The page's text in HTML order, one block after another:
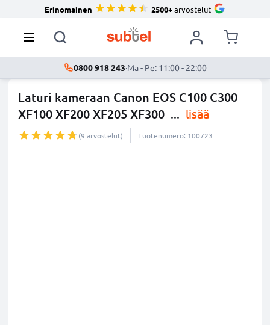
Erinomainen 2500+arvostelut
0800 918 243·Ma - Pe: 11:00 - 22:00
Laturi kameraan Canon EOS C100 C300
XF100 XF200 XF205 XF300 ... lisää
(9 arvostelut) Tuotenumero: 100723